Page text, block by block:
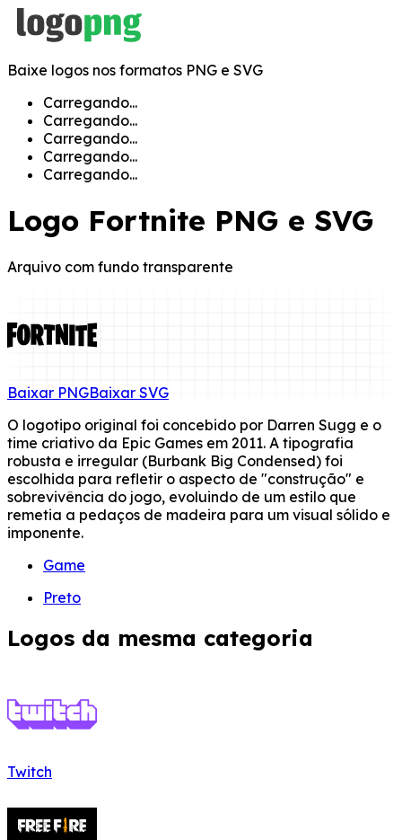
Baixe logos nos formatos PNG e SVG
Carregando...
Carregando...
Carregando...
Carregando...
Carregando...
Logo Fortnite PNG e SVG
Arquivo com fundo transparente
Baixar PNGBaixar SVG
O logotipo original foi concebido por Darren Sugg e o
time criativo da Epic Games em 2011. A tipografia
robusta e irregular (Burbank Big Condensed) foi
escolhida para refletir o aspecto de "construção" e
sobrevivência do jogo, evoluindo de um estilo que
remetia a pedaços de madeira para um visual sólido e
imponente.
Game
Preto
Logos da mesma categoria
Twitch